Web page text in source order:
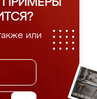
или